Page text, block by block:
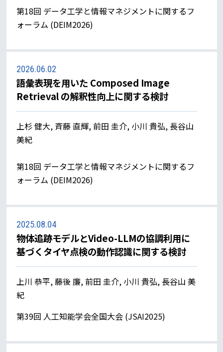
第18回 データ工学と情報マネジメントに関するフ
ォーラム (DEIM2026)
2026.06.02
語彙表現を用いた Composed Image
Retrieval の解釈性向上に関する検討
上杉 健大, 斉藤 直輝, 前田 圭介, 小川 貴弘, 長谷山
美紀
第18回 データ工学と情報マネジメントに関するフ
ォーラム (DEIM2026)
2025.08.04
物体追跡モデルとVideo-LLMの協調利用に
基づくタイヤ点検の動作認識に関する検討
上川 恭平, 藤後 廉, 前田 圭介, 小川 貴弘, 長谷山 美
紀
第39回 人工知能学会全国大会 (JSAI2025)